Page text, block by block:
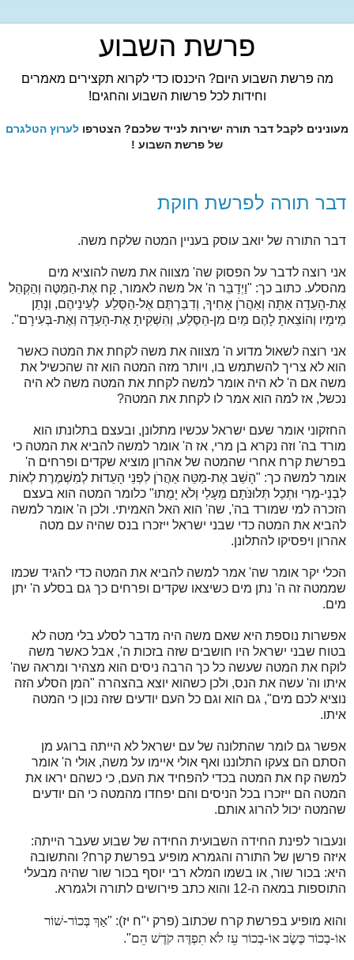
פרשת השבוע
מה פרשת השבוע היום? היכנסו כדי לקרוא תקצירים מאמרים
וחידות לכל פרשות השבוע והחגים!
מעונינים לקבל דבר תורה ישירות לנייד שלכם? הצטרפו לערוץ הטלגרם
של פרשת השבוע !
דבר תורה לפרשת חוקת
דבר התורה של יואב עוסק בעניין המטה שלקח משה.
אני רוצה לדבר על הפסוק שה' מצווה את משה להוציא מים
מהסלע. כתוב כך: "וַיְדַבֵּר ה' אל משה לאמור, קַח אֶת-הַמַּטֶּה וְהַקְהֵל
אֶת-הָעֵדָה אַתָּה וְאַהֲרֹן אָחִיךָ, וְדִבַּרְתֶּם אֶל-הַסֶּלַע לְעֵינֵיהֶם, וְנָתַן
מֵימָיו וְהוֹצֵאתָ לָהֶם מַיִם מִן-הַסֶּלַע, וְהִשְׁקִיתָ אֶת-הָעֵדָה וְאֶת-בְּעִירָם".
אני רוצה לשאול מדוע ה' מצווה את משה לקחת את המטה כאשר
הוא לא צריך להשתמש בו, ויותר מזה המטה הוא זה שהכשיל את
משה אם ה' לא היה אומר למשה לקחת את המטה משה לא היה
נכשל, אז למה הוא אמר לו לקחת את המטה?
החזקוני אומר שעם ישראל עכשיו מתלונן, ובעצם בתלונתו הוא
מורד בה' וזה נקרא בן מרי, אז ה' אומר למשה להביא את המטה כי
בפרשת קרח אחרי שהמטה של אהרון מוציא שקדים ופרחים ה'
אומר למשה כך: "הָשֵׁב אֶת-מַטֵּה אַהֲרֹן לִפְנֵי הָעֵדוּת לְמִשְׁמֶרֶת לְאוֹת
לִבְנֵי-מֶרִי וּתְכַל תְּלוּנֹּתָם מֵעָלַי וְלֹא יָמֻתוּ" כלומר המטה הוא בעצם
הזכרה למי שמורד בה', שה' הוא האל האמיתי. ולכן ה' אומר למשה
להביא את המטה כדי שבני ישראל ייזכרו בנס שהיה עם מטה
אהרון ויפסיקו להתלונן.
הכלי יקר אומר שה' אמר למשה להביא את המטה כדי להגיד שכמו
שממטה זה ה' נתן מים כשיצאו שקדים ופרחים כך גם בסלע ה' יתן
מים.
אפשרות נוספת היא שאם משה היה מדבר לסלע בלי מטה לא
בטוח שבני ישראל היו חושבים שזה בזכות ה', אבל כאשר משה
לוקח את המטה שעשה כל כך הרבה ניסים הוא מצהיר ומראה שה'
איתו וה' עשה את הנס, ולכן כשהוא יוצא בהצהרה "המן הסלע הזה
נוציא לכם מים", גם הוא וגם כל העם יודעים שזה נכון כי המטה
איתו.
אפשר גם לומר שהתלונה של עם ישראל לא הייתה ברוגע מן
הסתם הם צעקו התלוננו ואף אולי איימו על משה, אולי ה' אומר
למשה קח את המטה בכדי להפחיד את העם, כי כשהם יראו את
המטה הם ייזכרו בכל הניסים והם יפחדו מהמטה כי הם יודעים
שהמטה יכול להרוג אותם.
ונעבור לפינת החידה השבועית החידה של שבוע שעבר הייתה:
איזה פרשן של התורה והגמרא מופיע בפרשת קרח? והתשובה
היא: בכור שור, או בשמו המלא רבי יוסף בכור שור שהיה מבעלי
התוספות במאה ה-12 והוא כתב פירושים לתורה ולגמרא.
והוא מופיע בפרשת קרח שכתוב (פרק י"ח יז): "אַךְ בְּכוֹר-שׁוֹר
אוֹ-בְכוֹר כֶּשֶׂב אוֹ-בְכוֹר עֵז לֹא תִפְדֶּה קֹדֶשׁ הֵם".